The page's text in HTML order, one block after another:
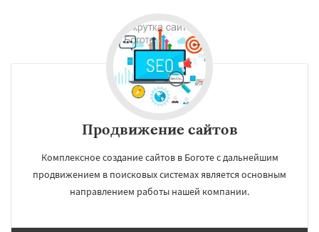
Продвижение сайтов
Комплексное создание сайтов в Боготе с дальнейшим
продвижением в поисковых системах является основным
направлением работы нашей компании.